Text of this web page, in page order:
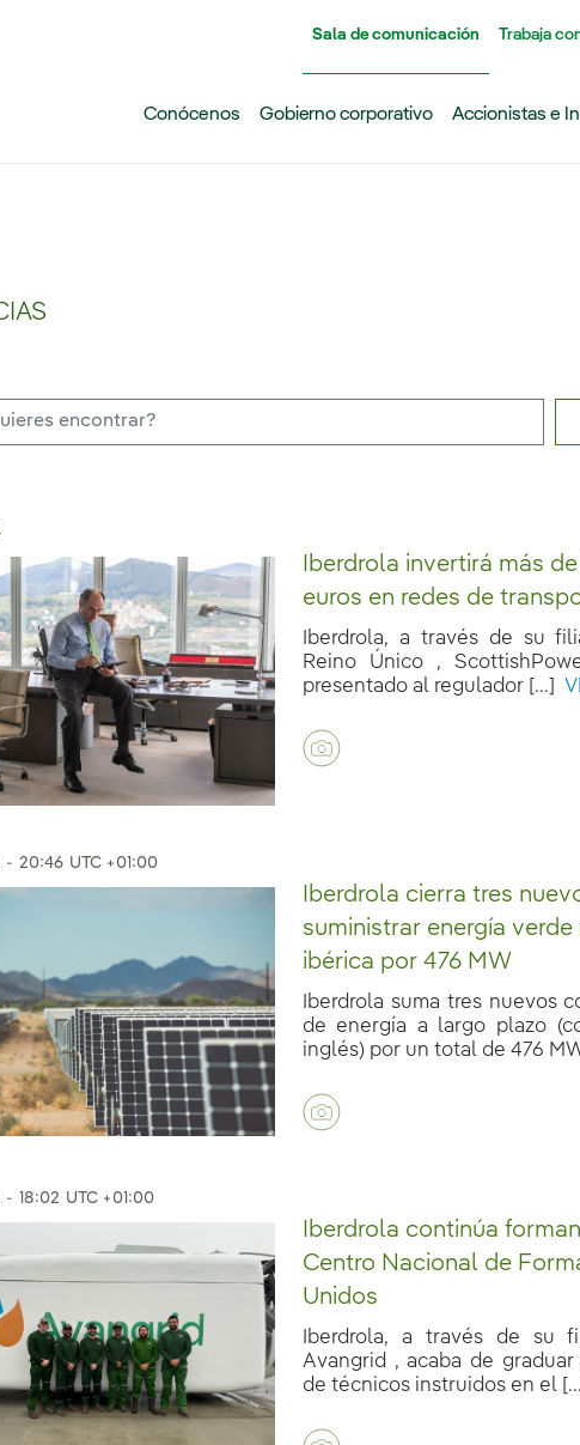
Sala de comunicación Trabaja
Conócenos Gobierno corporativo Accionistas e
para Nuestras voces
para Multimedia
para Redes sociales
Iberdrola invertirá más
euros en redes de
Iberdrola, a través de su
Reino Único ,
presentado al regulador [...]
- 20:46 UTC +01:00
Iberdrola cierra tres
suministrar energía
ibérica por 476 MW
Iberdrola suma tres nuevos
de energía a largo plazo
inglés) por un total de 476
- 18:02 UTC +01:00
Iberdrola continúa
Centro Nacional de
Unidos
Iberdrola, a través de su
Avangrid , acaba de
de técnicos instruidos en el [...]